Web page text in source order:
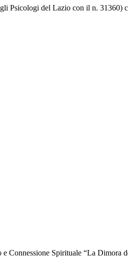
Psicologi del Lazio con il n.
Connessione Spirituale “La Dimora